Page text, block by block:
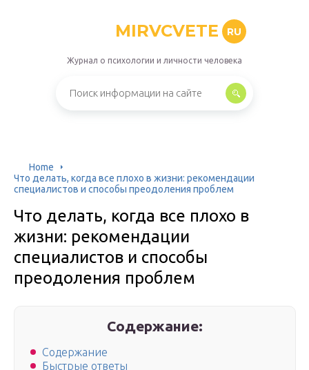
MIRVCVETE RU
Журнал о психологии и личности человека
Home
Что делать, когда все плохо в жизни: рекомендации
специалистов и способы преодоления проблем
Что делать, когда все плохо в
жизни: рекомендации
специалистов и способы
преодоления проблем
Содержание:
Содержание
Быстрые ответы